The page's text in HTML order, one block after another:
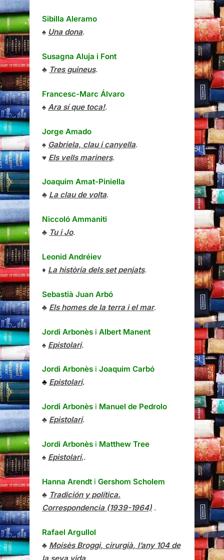
Sibilla Aleramo
♠ Una dona.
Susagna Aluja i Font
♣ Tres guineus.
Francesc-Marc Álvaro
♠ Ara sí que toca!.
Jorge Amado
♠ Gabriela, clau i canyella.
♥ Els vells mariners.
Joaquim Amat-Piniella
♣ La clau de volta.
Niccoló Ammaniti
♣ Tu i Jo.
Leonid Andréiev
♦ La història dels set penjats.
Sebastià Juan Arbó
♣ Els homes de la terra i el mar.
Jordi Arbonès i Albert Manent
♠ Epistolari.
Jordi Arbonès i Joaquim Carbó
♣ Epistolari.
Jordi Arbonès i Manuel de Pedrolo
♣ Epistolari.
Jordi Arbonès i Matthew Tree
♠ Epistolari,.
Hanna Arendt i Gershom Scholem
♣ Tradición y política.
Correspondencia (1939-1964) .
Rafael Argullol
♣ Moisès Broggi, cirurgià, l’any 104 de
la seva vida.